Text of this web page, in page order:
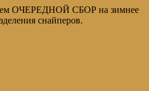
ОЧЕРЕДНОЙ СБОР на зимнее
снайперов.